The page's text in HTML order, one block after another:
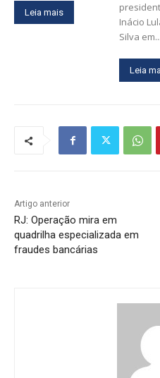
Leia mais
Inácio
Silva em...
Leia
Artigo anterior
RJ: Operação mira em
quadrilha especializada em
fraudes bancárias